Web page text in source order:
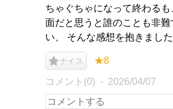
ちゃぐちゃになって終わる
面だと思うと誰のことも非
い、 そんな感想を抱きました
ナイス ★8
コメント(0) 2026/04/07